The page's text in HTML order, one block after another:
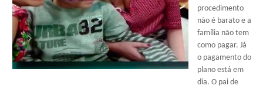
procedimento
não é barato e a
família não tem
como pagar. Já
o pagamento do
plano está em
dia. O pai de